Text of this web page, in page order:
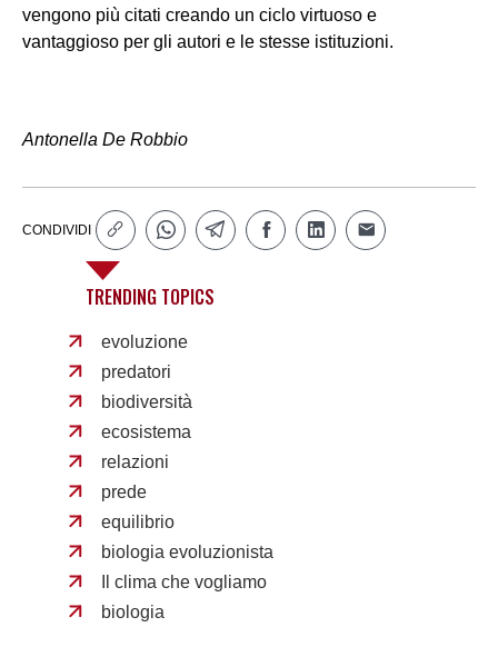
vengono più citati creando un ciclo virtuoso e
vantaggioso per gli autori e le stesse istituzioni.
Antonella De Robbio
CONDIVIDI
TRENDING TOPICS
evoluzione
predatori
biodiversità
ecosistema
relazioni
prede
equilibrio
biologia evoluzionista
Il clima che vogliamo
biologia